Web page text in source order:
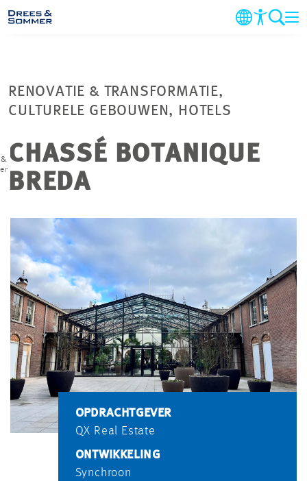
SECTOREN
PROJECTEN
CARRIERE
CONTACT
RENOVATIE & TRANSFORMATIE,
CULTURELE GEBOUWEN, HOTELS
CHASSÉ BOTANIQUE
BREDA
OPDRACHTGEVER
QX Real Estate
ONTWIKKELING
Synchroon